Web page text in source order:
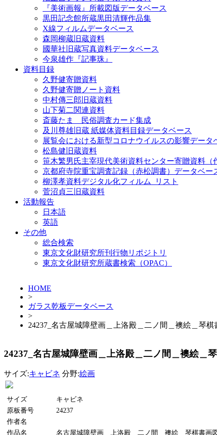
『美術画報』所載図版データベース
黒田記念館所蔵黒田清輝作品集
X線フィルムデータベース
森岡柳蔵旧蔵資料
國華社旧蔵写真資料データベース
今泉雄作『記事珠』
資料目録
久野健寄贈資料
久野健寄贈ノート資料
中村傳三郎旧蔵資料
山下菊二関連資料
斎藤たま 民俗調査カード集成
及川尊雄旧蔵 紙媒体資料目録データベース
展覧会における新型コロナウイルスの影響データ
松島健旧蔵資料
笹木繁男氏主宰現代美術資料センター寄贈資料（
京都府寺院重宝調査記録（赤松調書）データベー
柳澤孝資料デジタル化フィルム_リスト
菅沼貞三旧蔵資料
活動報告
日本語
英語
その他
総合検索
東京文化財研究所刊行物リポジトリ
東京文化財研究所蔵書検索（OPAC）
HOME
>
ガラス乾板データベース
>
24237_名古屋城障壁画＿上洛殿＿二ノ間＿襖絵＿琴棋
24237_名古屋城障壁画＿上洛殿＿二ノ間＿襖絵＿
サイズ:キャビネ 分野:絵画
サイズ
キャビネ
原板番号
24237
作者名
作品名
名古屋城障壁画＿上洛殿＿二ノ間＿襖絵＿琴棋書画